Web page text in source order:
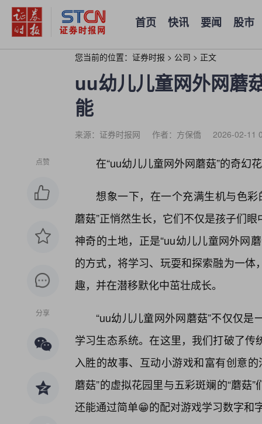
首页 快讯 要闻 股市
您当前的位置： 证券时报 > 公司 > 正文
uu幼儿儿童网外网蘑
能
来源：证券时报网 作者：方保僑 2026-02-11
点赞
分享
在“uu幼儿儿童网外网蘑菇”的奇幻
想象一下，在一个充满生机与色
蘑菇”正悄然生长，它们不仅是孩子们
神奇的土地，正是“uu幼儿儿童网外网
的方式，将学习、玩耍和探索融为一
趣，并在潜移默化中茁壮成长。
“uu幼儿儿童网外网蘑菇”不仅仅
学习生态系统。在这里，我们打破了
入胜的故事、互动小游戏和富有创意
蘑菇”的虚拟花园里与五彩斑斓的“蘑菇
还能通过简单😁的配对游戏学习数字和